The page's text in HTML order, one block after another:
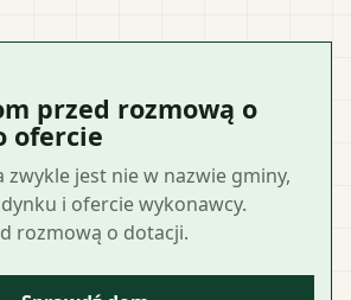
przed rozmową o
ofercie
zwykle jest nie w nazwie gminy,
i ofercie wykonawcy.
rozmową o dotacji.